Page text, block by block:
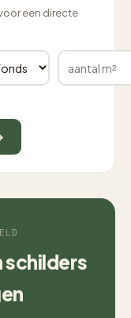
een directe
schilders